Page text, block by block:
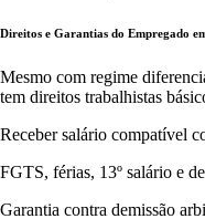
Direitos e Garantias do Empregado
Mesmo com regime
tem direitos trabalhistas
Receber salário compatível
FGTS, férias, 13º salário e
Garantia contra demissão